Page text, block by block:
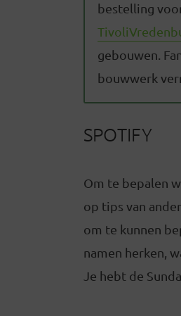
bestelling
gebouwen.
bouwwerk
SPOTIFY
Om te bepalen
op tips van
om te kunnen
namen herken,
Je hebt de